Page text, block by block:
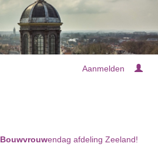
Aanmelden
Bouwvrouwendag afdeling Zeeland!